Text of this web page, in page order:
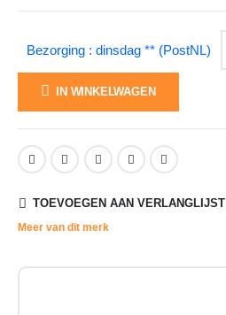
Bezorging : dinsdag ** (PostNL)
IN WINKELWAGEN
TOEVOEGEN AAN VERLANGLIJST
Meer van dit merk